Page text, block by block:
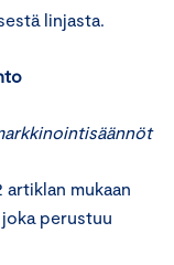
linjasta.
mukaan
perustuu